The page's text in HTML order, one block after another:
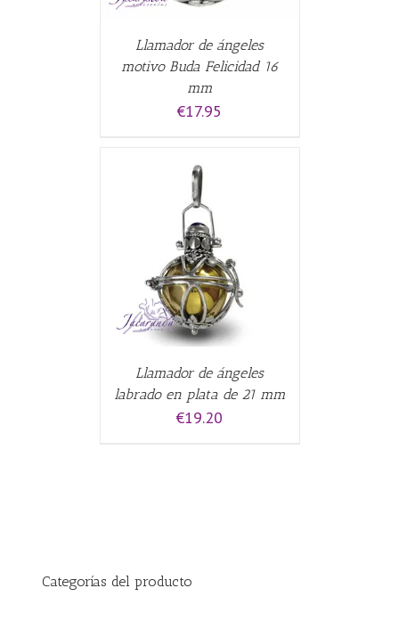
Llamador de ángeles
motivo Buda Felicidad 16
mm
€17.95
Llamador de ángeles
labrado en plata de 21 mm
€19.20
Categorías del producto